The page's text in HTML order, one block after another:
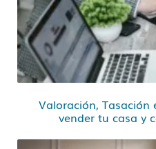
Valoración, Tasación
vender tu casa y